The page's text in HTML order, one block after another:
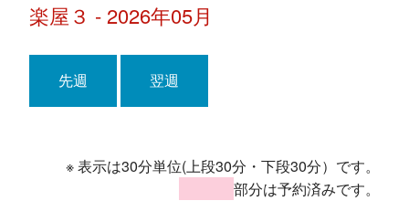
楽屋３ - 2026年05月
先週 翌週
※ 表示は30分単位(上段30分・下段30分）です。
部分は予約済みです。